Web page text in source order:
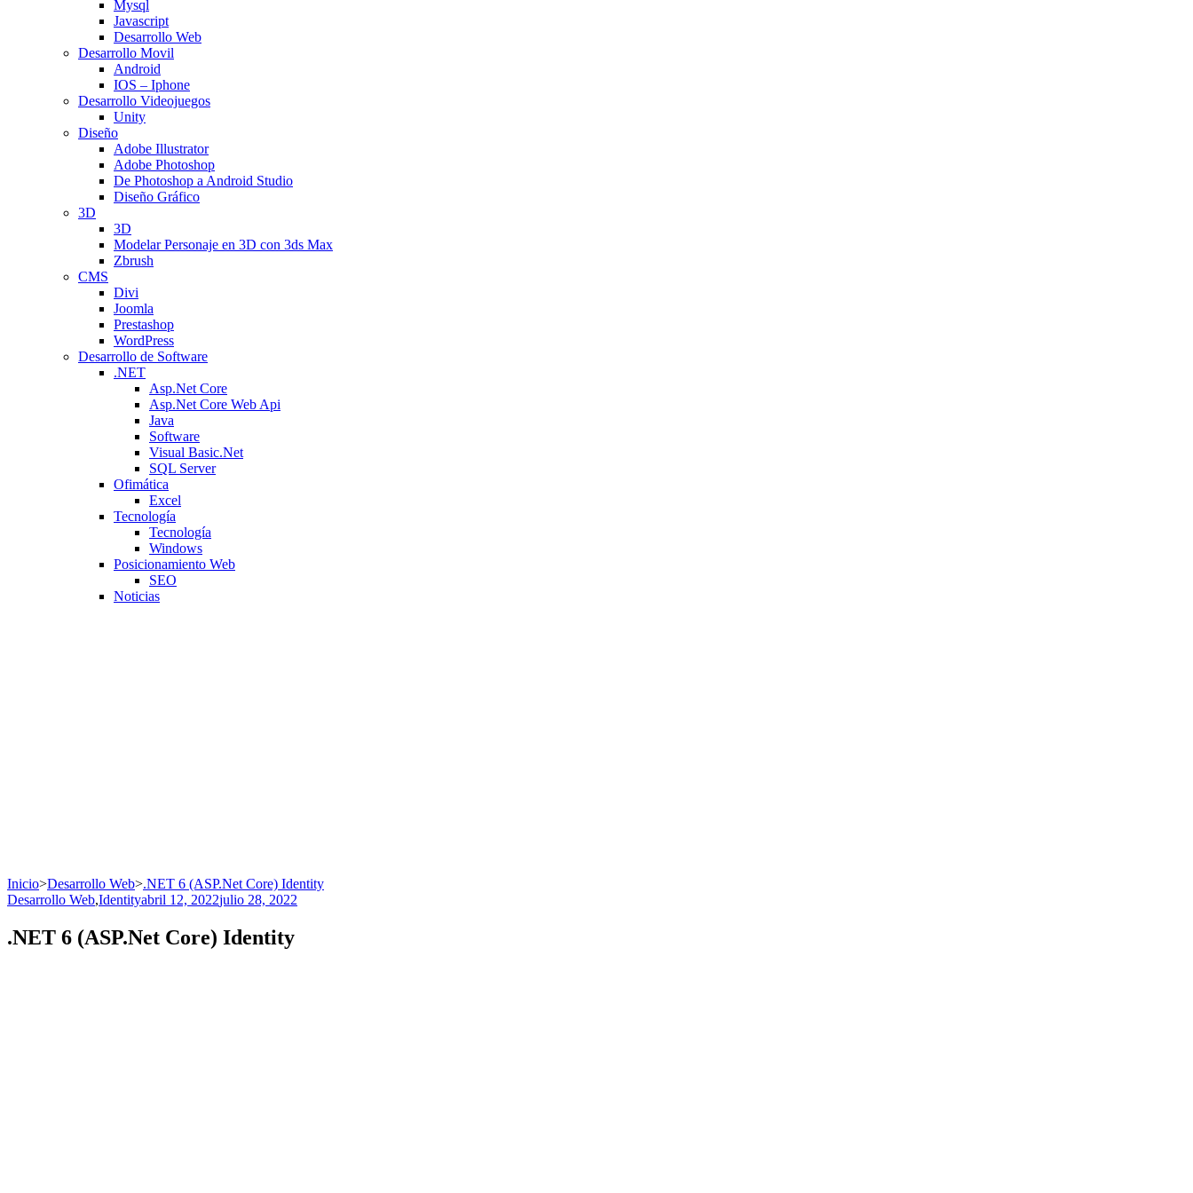
Mysql
Javascript
Desarrollo Web
Desarrollo Movil
Android
IOS – Iphone
Desarrollo Videojuegos
Unity
Diseño
Adobe Illustrator
Adobe Photoshop
De Photoshop a Android Studio
Diseño Gráfico
3D
3D
Modelar Personaje en 3D con 3ds Max
Zbrush
CMS
Divi
Joomla
Prestashop
WordPress
Desarrollo de Software
.NET
Asp.Net Core
Asp.Net Core Web Api
Java
Software
Visual Basic.Net
SQL Server
Ofimática
Excel
Tecnología
Tecnología
Windows
Posicionamiento Web
SEO
Noticias
Inicio>Desarrollo Web>.NET 6 (ASP.Net Core) Identity
Desarrollo Web,Identityabril 12, 2022julio 28, 2022
.NET 6 (ASP.Net Core) Identity